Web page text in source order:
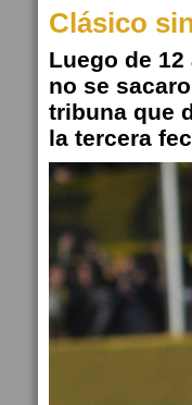
Clásico
Luego de
no se
tribuna que
la tercera